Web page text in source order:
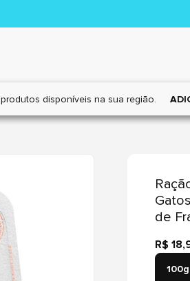
produtos disponíveis na sua região.
de
R$
100g